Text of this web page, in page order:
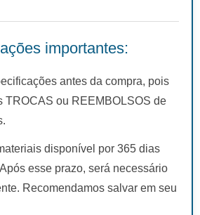
importantes:
antes da compra, pois
TROCAS ou REEMBOLSOS de
disponível por 365 dias
esse prazo, será necessário
Recomendamos salvar em seu